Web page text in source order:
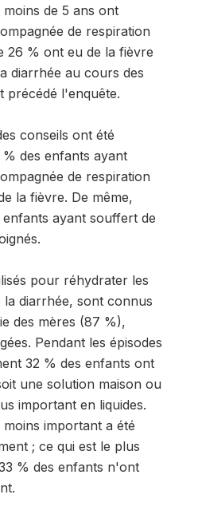
de 5 ans ont
de respiration
26 % ont eu de la fièvre
diarrhée au cours des
précédé l'enquête.
conseils ont été
des enfants ayant
de respiration
la fièvre. De même,
ayant souffert de
pour réhydrater les
diarrhée, sont connus
des mères (87 %),
Pendant les épisodes
32 % des enfants ont
une solution maison ou
important en liquides.
important a été
; ce qui est le plus
% des enfants n'ont